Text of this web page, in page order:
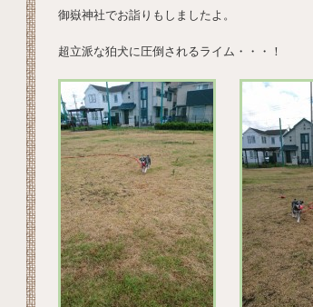
御嶽神社でお詣りもしましたよ。
超立派な狛犬に圧倒されるライム・・・！